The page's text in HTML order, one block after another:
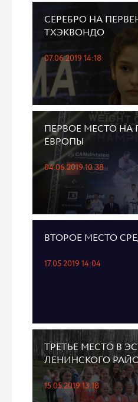
СЕРЕБРО НА
ТХЭКВОНДО
07.06.2019 14:18
ПЕРВОЕ МЕСТО НА
ЕВРОПЫ
04.06.2019 10:38
ВТОРОЕ МЕСТО
17.05.2019 14:04
ТРЕТЬЕ МЕСТО В
ЛЕНИНСКОГО
15.05.2019 13:18